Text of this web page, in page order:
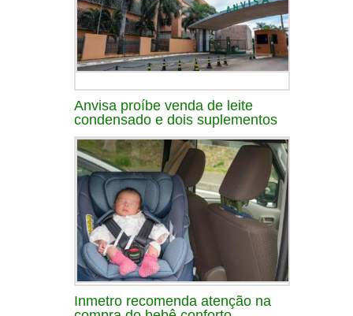
Anvisa proíbe venda de leite
condensado e dois suplementos
Inmetro recomenda atenção na